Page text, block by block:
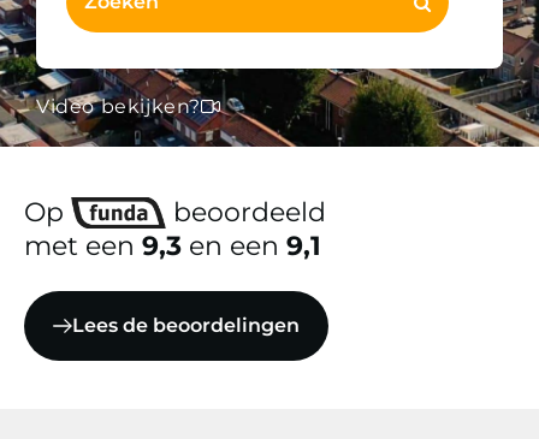
Video bekijken?
Op
beoordeeld
met een 9,3 en een 9,1
Lees de beoordelingen